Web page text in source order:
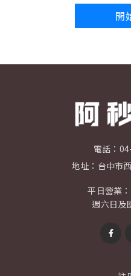
開
電話：
地址： 台中市
平日營業
週六日及